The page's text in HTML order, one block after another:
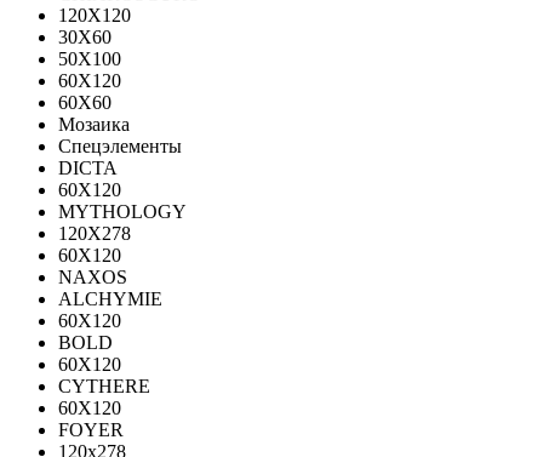
120X120
30X60
50X100
60X120
60X60
Мозаика
Спецэлементы
DICTA
60X120
MYTHOLOGY
120X278
60X120
NAXOS
ALCHYMIE
60Х120
BOLD
60X120
CYTHERE
60X120
FOYER
120х278